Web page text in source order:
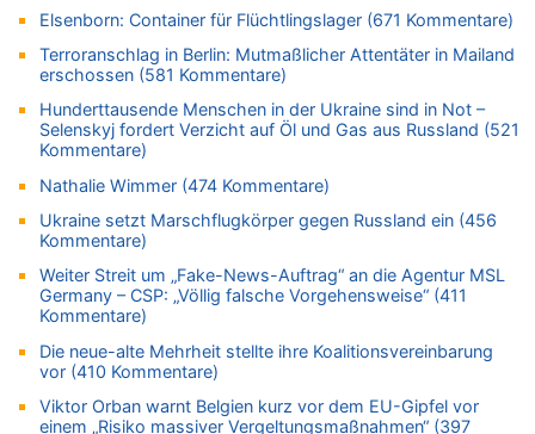
Zweite Hitzewelle in diesem Sommer ist jetzt amtlich
05.08.2026 - 13:10 von Go Pferdchen, lauf Gallop zu
Aachen ab 11. August wieder Mekka des Pferdesports –
05.08.2026 - 12:31 von Der Patriot zu
Es gibt mmer mehr Fälle von Fahrerflucht in Belgien –
Wie kam es zur Ceuta-Krise?
Paris 2024: Genau 40 Jahre nach Edgar Cüpper ist wieder ein
Springreiter Fahnenträger der belgischen Olympia-Mannschaft
05.08.2026 - 11:45 von JoKrings zu
Zweite Hitzewelle in diesem Sommer ist jetzt amtlich
05.08.2026 - 11:45 von N. A. Klar zu
Es gibt mmer mehr Fälle von Fahrerflucht in Belgien –
Elsenborn: Container für Flüchtlingslager (671 Kommentare)
Terroranschlag in Berlin: Mutmaßlicher Attentäter in Mailand
erschossen (581 Kommentare)
Hunderttausende Menschen in der Ukraine sind in Not –
Selenskyj fordert Verzicht auf Öl und Gas aus Russland (521
Kommentare)
Nathalie Wimmer (474 Kommentare)
Ukraine setzt Marschflugkörper gegen Russland ein (456
Kommentare)
Weiter Streit um „Fake-News-Auftrag“ an die Agentur MSL
Germany – CSP: „Völlig falsche Vorgehensweise“ (411
Kommentare)
Die neue-alte Mehrheit stellte ihre Koalitionsvereinbarung
vor (410 Kommentare)
Viktor Orban warnt Belgien kurz vor dem EU-Gipfel vor
einem „Risiko massiver Vergeltungsmaßnahmen“ (397